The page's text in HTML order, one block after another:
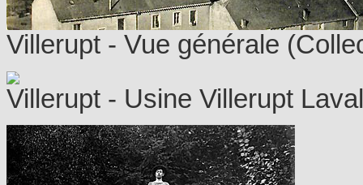
Villerupt - Vue générale
Villerupt - Usine Villerupt